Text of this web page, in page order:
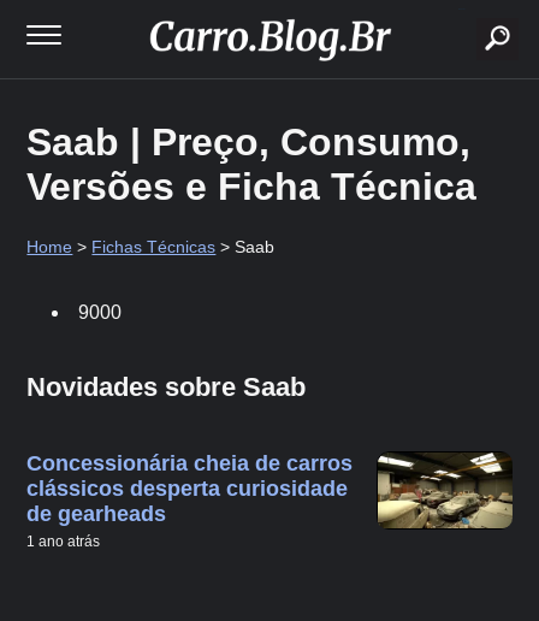
Saab | Preço, Consumo,
Versões e Ficha Técnica
Home > Fichas Técnicas > Saab
9000
Novidades sobre Saab
Concessionária cheia de carros
clássicos desperta curiosidade
de gearheads
1 ano atrás